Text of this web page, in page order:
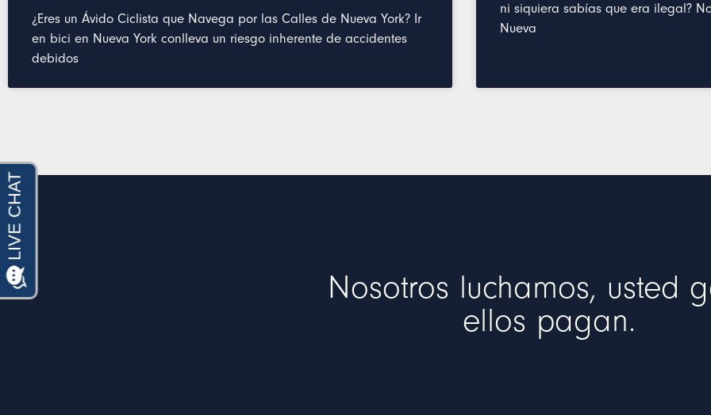
¿Eres un Ávido Ciclista que Navega por las Calles de Nueva York? Ir
en bici en Nueva York conlleva un riesgo inherente de accidentes
debidos
ni siquiera sabías que era ilegal?
Nueva
Nosotros luchamos, usted
ellos pagan.